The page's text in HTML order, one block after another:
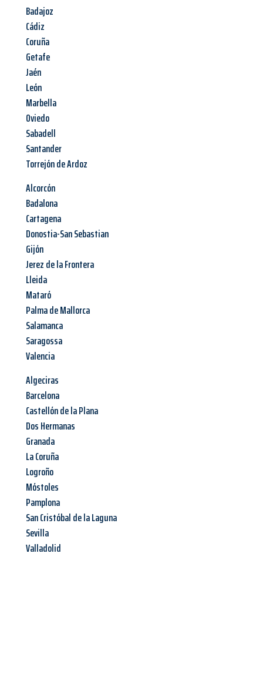
Badajoz
Cádiz
Coruña
Getafe
Jaén
León
Marbella
Oviedo
Sabadell
Santander
Torrejón de Ardoz
Alcorcón
Badalona
Cartagena
Donostia-San Sebastian
Gijón
Jerez de la Frontera
Lleida
Mataró
Palma de Mallorca
Salamanca
Saragossa
Valencia
Algeciras
Barcelona
Castellón de la Plana
Dos Hermanas
Granada
La Coruña
Logroño
Móstoles
Pamplona
San Cristóbal de la Laguna
Sevilla
Valladolid